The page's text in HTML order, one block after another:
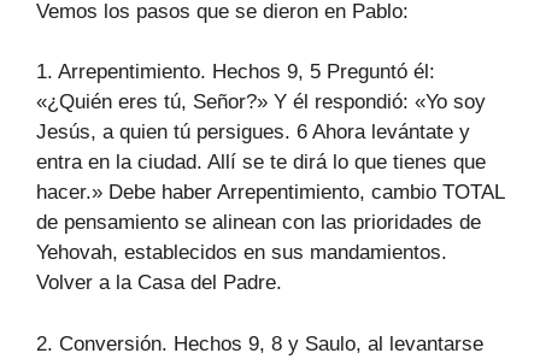
Vemos los pasos que se dieron en Pablo:
1. Arrepentimiento. Hechos 9, 5 Preguntó él:
«¿Quién eres tú, Señor?» Y él respondió: «Yo soy
Jesús, a quien tú persigues. 6 Ahora levántate y
entra en la ciudad. Allí se te dirá lo que tienes que
hacer.» Debe haber Arrepentimiento, cambio TOTAL
de pensamiento se alinean con las prioridades de
Yehovah, establecidos en sus mandamientos.
Volver a la Casa del Padre.
2. Conversión. Hechos 9, 8 y Saulo, al levantarse